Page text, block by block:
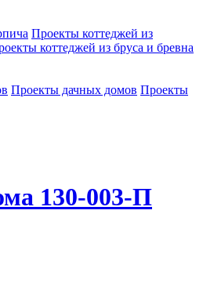
Проекты коттеджей из
коттеджей из бруса и бревна
Проекты дачных домов Проекты
130-003-П